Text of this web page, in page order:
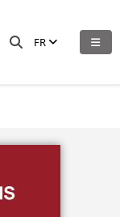
FR